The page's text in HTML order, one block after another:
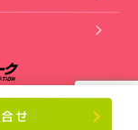
reserved.
せ